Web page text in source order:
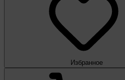
Избранное